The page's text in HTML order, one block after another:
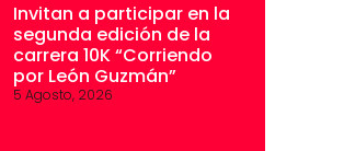
Invitan a participar en la
segunda edición de la
carrera 10K “Corriendo
por León Guzmán”
5 Agosto, 2026